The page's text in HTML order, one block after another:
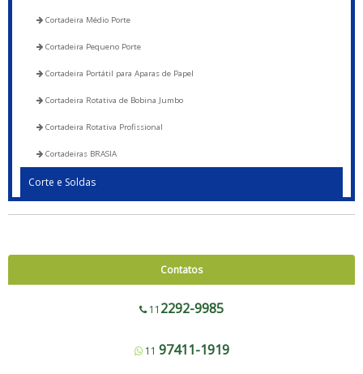
Cortadeira Médio Porte
Cortadeira Pequeno Porte
Cortadeira Portátil para Aparas de Papel
Cortadeira Rotativa de Bobina Jumbo
Cortadeira Rotativa Profissional
Cortadeiras BRASIA
Corte e Soldas
Corte e Solda 1000 para Envelope de Segurança, Sacos de Correios e Sacos
Corte e Solda Fundo - 600 a 1200
Corte e Solda Fundo e Lateral 900
Contatos
11 2292-9985
11 97411-1919